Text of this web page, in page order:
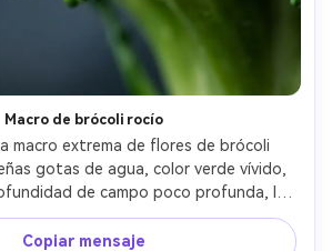
Macro de brócoli rocío
macro extrema de flores de brócoli
gotas de agua, color verde vívido,
de campo poco profunda, luz
suave, fondo de pizarra oscura con
en Sony A7R IV, lente macro de 100
Copiar mensaje